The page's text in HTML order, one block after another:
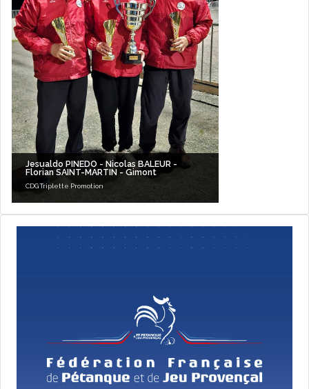
Jesualdo PINEDO - Nicolas BALEUR -
Florian SAINT-MARTIN - Gimont
CDG Triplette Promotion